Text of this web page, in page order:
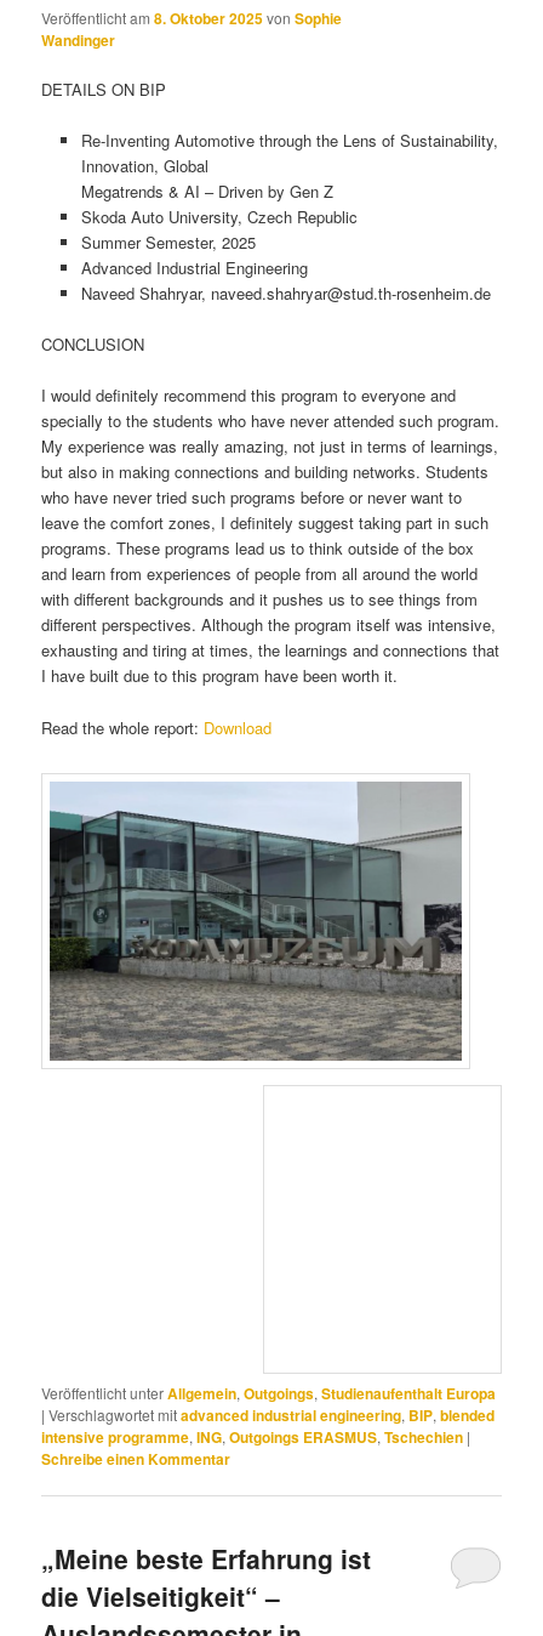
Veröffentlicht am8. Oktober 2025vonSophie
Wandinger
DETAILS ON BIP
Re-Inventing Automotive through the Lens of Sustainability,
Innovation, Global
Megatrends & AI – Driven by Gen Z
Skoda Auto University, Czech Republic
Summer Semester, 2025
Advanced Industrial Engineering
Naveed Shahryar, naveed.shahryar@stud.th-rosenheim.de
CONCLUSION
I would definitely recommend this program to everyone and
specially to the students who have never attended such program.
My experience was really amazing, not just in terms of learnings,
but also in making connections and building networks. Students
who have never tried such programs before or never want to
leave the comfort zones, I definitely suggest taking part in such
programs. These programs lead us to think outside of the box
and learn from experiences of people from all around the world
with different backgrounds and it pushes us to see things from
different perspectives. Although the program itself was intensive,
exhausting and tiring at times, the learnings and connections that
I have built due to this program have been worth it.
Read the whole report: Download
Veröffentlicht unterAllgemein,Outgoings,Studienaufenthalt Europa
|Verschlagwortet mitadvanced industrial engineering, BIP,blended
intensive programme,ING,Outgoings ERASMUS,Tschechien |
Schreibe einen Kommentar
„Meine beste Erfahrung ist
die Vielseitigkeit“ –